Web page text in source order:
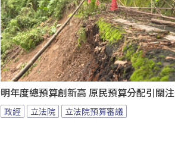
明年度總預算創新高 原民預算分配引關注
政經 立法院 立法院預算審議